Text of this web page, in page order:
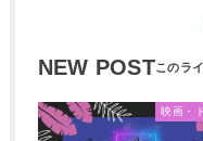
NEW POST
映画・